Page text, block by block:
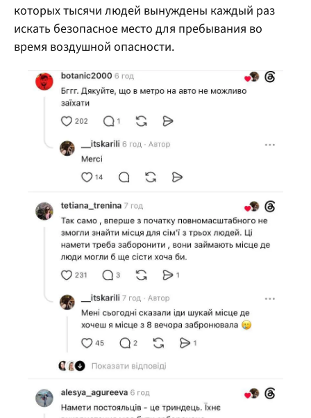
которых тысячи людей вынуждены каждый раз
искать безопасное место для пребывания во
время воздушной опасности.